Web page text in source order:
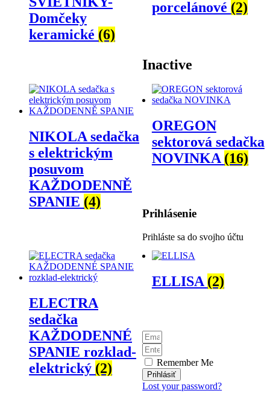
Domčeky
keramické (6)
porcelánové (2)
NIKOLA sedačka
s elektrickým
posuvom
KAŽDODENNĚ
SPANIE (4)
OREGON
sektorová sedačka
NOVINKA (16)
ELECTRA
sedačka
KAŽDODENNÉ
SPANIE rozklad-
elektrický (2)
ELLISA(2)
Inactive
Prihlásenie
Prihláste sa do svojho účtu
Remember Me
Prihlásiť
Lost your password?